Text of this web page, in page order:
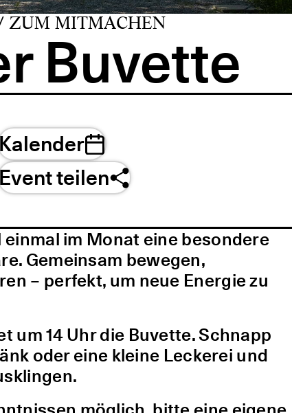
ZUM MITMACHEN
Buvette
teilen
im Monat eine besondere
Gemeinsam bewegen,
– perfekt, um neue Energie zu
um 14 Uhr die Buvette. Schnapp
oder eine kleine Leckerei und